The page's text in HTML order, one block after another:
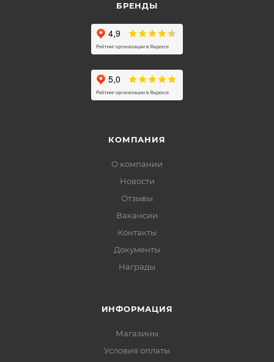
БРЕНДЫ
КОМПАНИЯ
О компании
Новости
Отзывы
Вакансии
Контакты
Документы
Награды
ИНФОРМАЦИЯ
Магазины
Условия оплаты